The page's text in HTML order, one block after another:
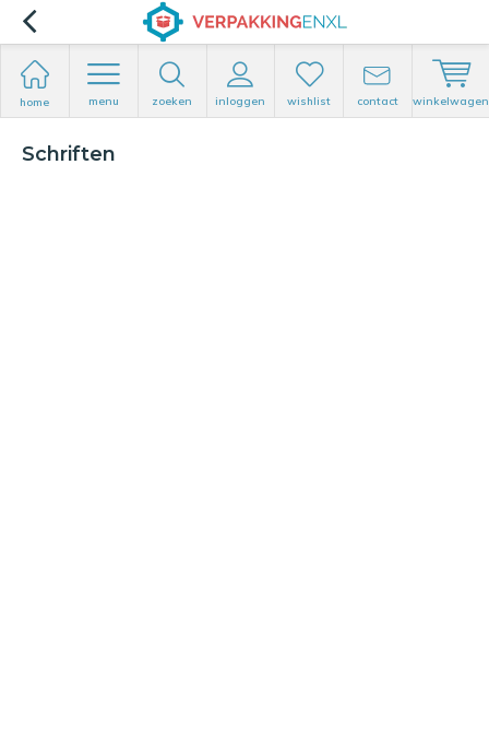
home menu zoeken inloggen wishlist contact winkelwagen
Schriften